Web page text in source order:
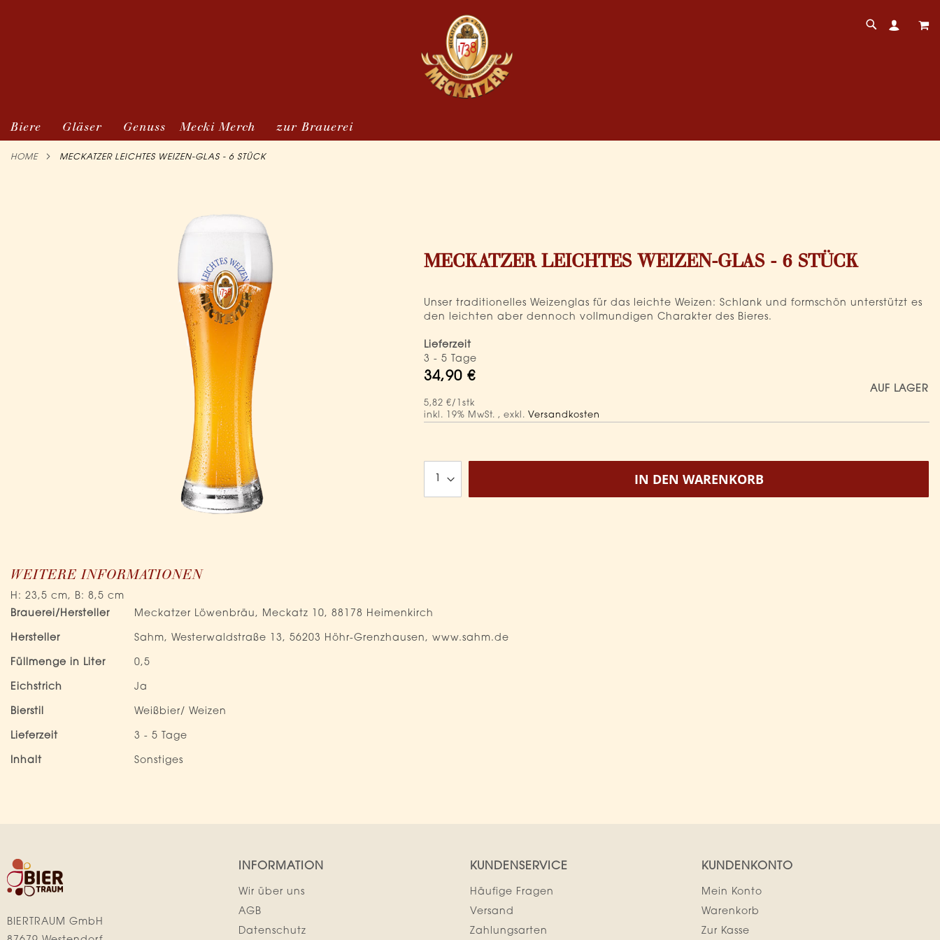
Biere Gläser Genuss Mecki Merch zur Brauerei
HOME MECKATZER LEICHTES WEIZEN-GLAS - 6 STÜCK
MECKATZER LEICHTES WEIZEN-GLAS - 6 STÜCK
Lieferzeit
3 - 5 Tage
34,90 €
5,82 €/1stk
inkl. 19% MwSt.,exkl. Versandkosten
AUF LAGER
IN DEN WARENKORB
Unser traditionelles Weizenglas für das leichte Weizen: Schlank und formschön unterstützt es
den leichten aber dennoch vollmundigen Charakter des Bieres.
Anfang
Bildergalerie
springen
WEITERE INFORMATIONEN
H: 23,5 cm, B: 8,5 cm
Mehr
Brauerei/Hersteller Meckatzer Löwenbräu, Meckatz 10, 88178 Heimenkirch
Hersteller Sahm, Westerwaldstraße 13, 56203 Höhr-Grenzhausen, www.sahm.de
Füllmenge in Liter 0,5
Eichstrich Ja
Bierstil Weißbier/ Weizen
Lieferzeit 3 - 5 Tage
Inhalt Sonstiges
BIERTRAUM GmbH
INFORMATION
Wir über uns
AGB
Datenschutz
KUNDENSERVICE
Häufige Fragen
Versand
Zahlungsarten
KUNDENKONTO
Mein Konto
Warenkorb
Zur Kasse